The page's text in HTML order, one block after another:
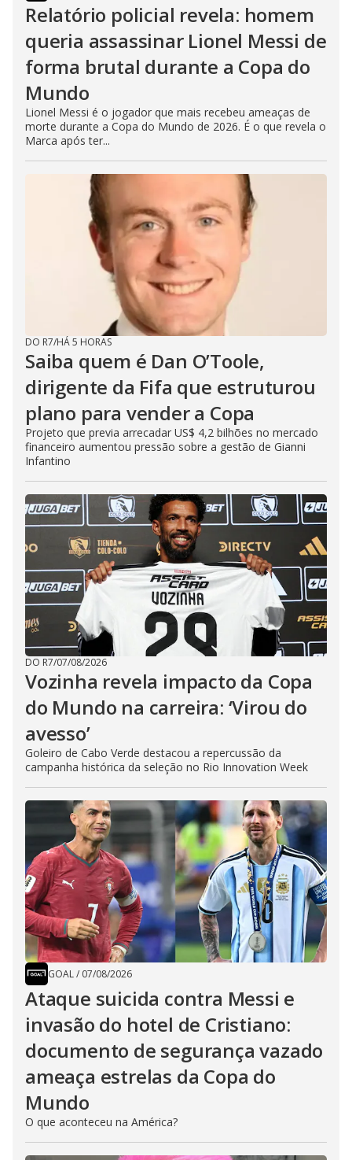
Relatório policial revela: homem
queria assassinar Lionel Messi de
forma brutal durante a Copa do
Mundo
Lionel Messi é o jogador que mais recebeu ameaças de
morte durante a Copa do Mundo de 2026. É o que revela o
Marca após ter...
DO R7/HÁ 5 HORAS
Saiba quem é Dan O’Toole,
dirigente da Fifa que estruturou
plano para vender a Copa
Projeto que previa arrecadar US$ 4,2 bilhões no mercado
financeiro aumentou pressão sobre a gestão de Gianni
Infantino
DO R7/07/08/2026
Vozinha revela impacto da Copa
do Mundo na carreira: ‘Virou do
avesso’
Goleiro de Cabo Verde destacou a repercussão da
campanha histórica da seleção no Rio Innovation Week
GOAL/ 07/08/2026
Ataque suicida contra Messi e
invasão do hotel de Cristiano:
documento de segurança vazado
ameaça estrelas da Copa do
Mundo
O que aconteceu na América?